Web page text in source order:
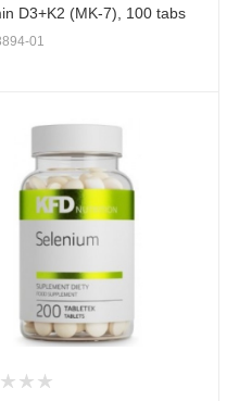
D3+K2 (MK-7), 100 tabs
01